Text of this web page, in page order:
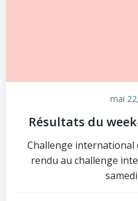
mai
Résultats du
Challenge international
rendu au challenge